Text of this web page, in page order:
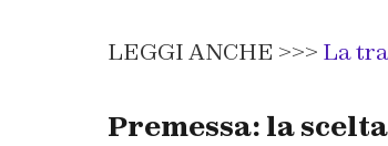
LEGGI ANCHE >>> La
Premessa: la